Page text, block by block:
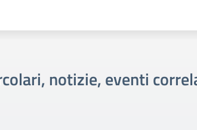
notizie, eventi